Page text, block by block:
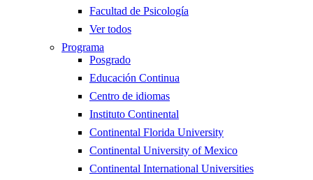
Facultad de Psicología
Ver todos
Programa
Posgrado
Educación Continua
Centro de idiomas
Instituto Continental
Continental Florida University
Continental University of Mexico
Continental International Universities